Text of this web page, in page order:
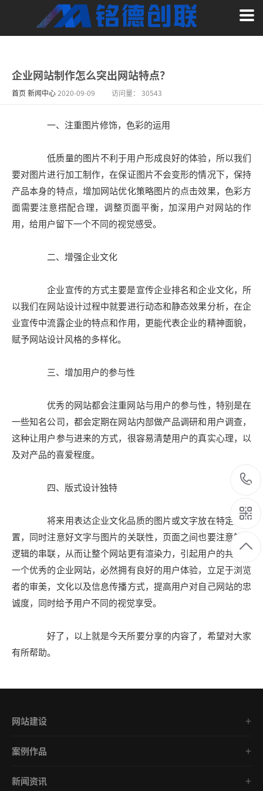
企业网站制作怎么突出网站特点？
首页新闻中心2020-09-09 访问量： 30543
一、注重图片修饰，色彩的运用
低质量的图片不利于用户形成良好的体验，所以我们
要对图片进行加工制作，在保证图片不会变形的情况下，保持
产品本身的特点，增加网站优化策略图片的点击效果，色彩方
面需要注意搭配合理，调整页面平衡，加深用户对网站的作
用，给用户留下一个不同的视觉感受。
二、增强企业文化
企业宣传的方式主要是宣传企业排名和企业文化，所
以我们在网站设计过程中就要进行动态和静态效果分析，在企
业宣传中流露企业的特点和作用，更能代表企业的精神面貌，
赋予网站设计风格的多样化。
三、增加用户的参与性
优秀的网站都会注重网站与用户的参与性，特别是在
一些知名公司，都会定期在网站内部做产品调研和用户调查，
这种让用户参与进来的方式，很容易清楚用户的真实心理，以
及对产品的喜爱程度。
四、版式设计独特
将来用表达企业文化品质的图片或文字放在特定的位
置，同时注意好文字与图片的关联性，页面之间也要注意符合
逻辑的串联，从而让整个网站更有渲染力，引起用户的共鸣，
一个优秀的企业网站，必然拥有良好的用户体验，立足于浏览
者的审美，文化以及信息传播方式，提高用户对自己网站的忠
诚度，同时给予用户不同的视觉享受。
好了，以上就是今天所要分享的内容了，希望对大家
有所帮助。
网站建设
案例作品
新闻资讯